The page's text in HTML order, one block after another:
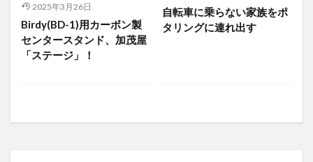
2025年3月26日
Birdy(BD-1)用カーボン製
センタースタンド、加茂屋
「ステージ」！
自転車に乗らない家族をポ
タリングに連れ出す